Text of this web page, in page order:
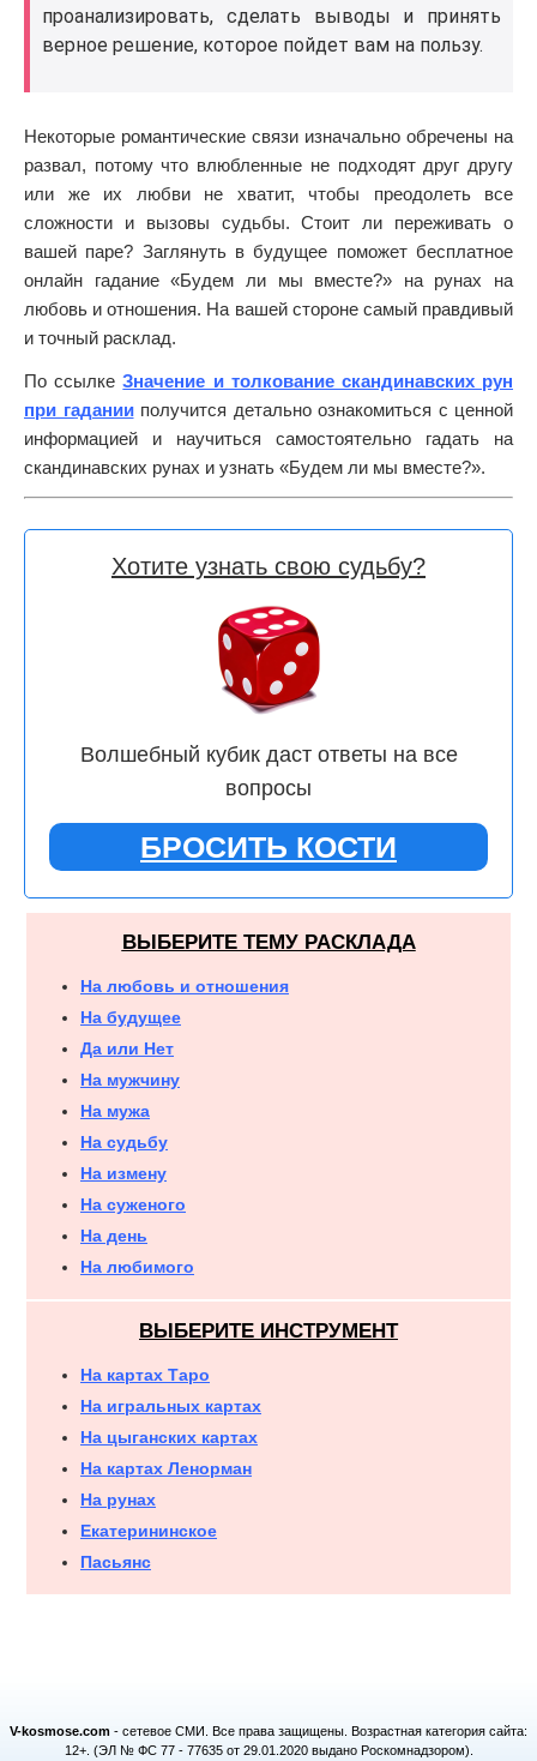
проанализировать, сделать выводы и принять
верное решение, которое пойдет вам на пользу.
Некоторые романтические связи изначально обречены на
развал, потому что влюбленные не подходят друг другу
или же их любви не хватит, чтобы преодолеть все
сложности и вызовы судьбы. Стоит ли переживать о
вашей паре? Заглянуть в будущее поможет бесплатное
онлайн гадание «Будем ли мы вместе?» на рунах на
любовь и отношения. На вашей стороне самый правдивый
и точный расклад.
По ссылкеЗначение и толкование скандинавских рун
при гаданииполучится детально ознакомиться с ценной
информацией и научиться самостоятельно гадать на
скандинавских рунах и узнать «Будем ли мы вместе?».
Хотите узнать свою судьбу?
Волшебный кубик даст ответы на все
вопросы
БРОСИТЬ КОСТИ
ВЫБЕРИТЕ ТЕМУ РАСКЛАДА
На любовь и отношения
На будущее
Да или Нет
На мужчину
На мужа
На судьбу
На измену
На суженого
На день
На любимого
ВЫБЕРИТЕ ИНСТРУМЕНТ
На картах Таро
На игральных картах
На цыганских картах
На картах Ленорман
На рунах
Екатерининское
Пасьянс
V-kosmose.com - сетевое СМИ. Все права защищены. Возрастная категория сайта:
12+. (ЭЛ № ФС 77 - 77635 от 29.01.2020 выдано Роскомнадзором).